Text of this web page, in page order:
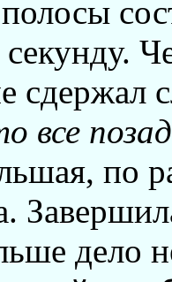
сдержал
все
по
дело